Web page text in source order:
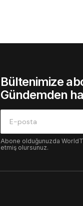
Bültenimize
Gündemden
Abone olduğunuzda
etmiş olursunuz.